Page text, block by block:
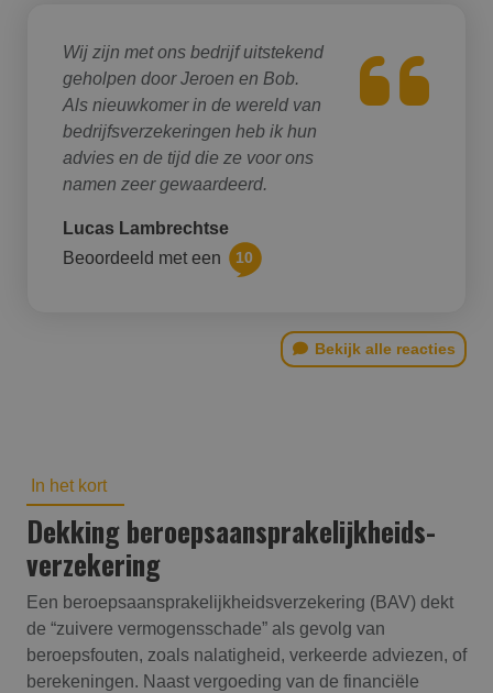
Wij zijn met ons bedrijf uitstekend
geholpen door Jeroen en Bob.
Als nieuwkomer in de wereld van
bedrijfsverzekeringen heb ik hun
advies en de tijd die ze voor ons
namen zeer gewaardeerd.
Lucas Lambrechtse
Beoordeeld met een
10
Bekijk alle reacties
In het kort
Dekking beroepsaansprakelijk­heids­
verzekering
Een beroepsaansprakelijkheidsverzekering (BAV) dekt
de “zuivere vermogensschade” als gevolg van
beroepsfouten, zoals nalatigheid, verkeerde adviezen, of
berekeningen. Naast vergoeding van de financiële